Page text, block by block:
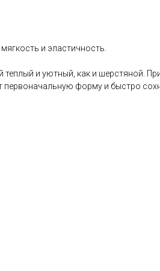
и эластичность.
теплый и уютный, как и шерстяной.
первоначальную форму и быстро